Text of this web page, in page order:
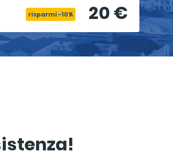
risparmi -10% 20 €